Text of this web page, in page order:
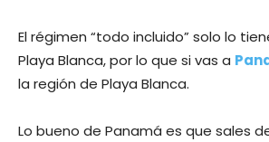
El régimen “todo incluido” solo lo
Playa Blanca, por lo que si vas a
la región de Playa Blanca.
Lo bueno de Panamá es que sales